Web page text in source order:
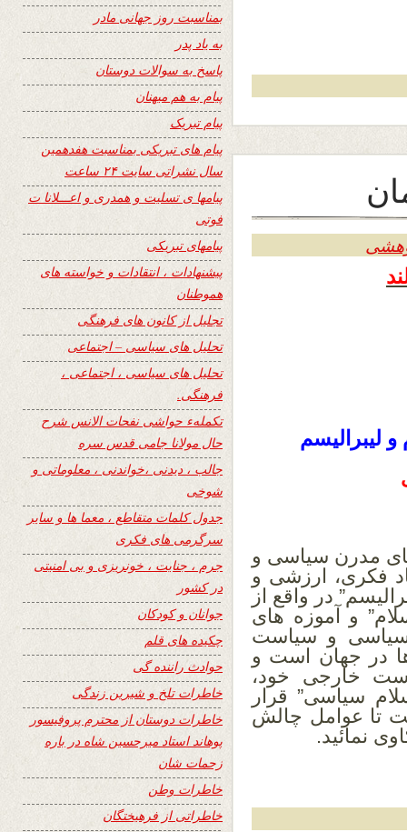
لیبرالیسم
مدرن سیاسی و
فکری، ارزشی و
در واقع از
و آموزه های
سیاسی و سیاست
در جهان است و
خارجی خود،
سیاسی” قرار
تا عوامل چالش
نمائید.
بمناسبت روز جهانی مادر
به یاد پدر
پاسخ به سوالات دوستان
پیام به هم میهنان
پیام تبریک
پیام های تبریکی بمناسبت هفدهمین
سال نشراتی سایت ۲۴ ساعت
پیامها ی تسلیت و همدری و اعـــلانا ت
فوتی
پیامهای تبریکی
پیشنهادات ، انتقادات و خواسته های
هموطنان
تجلیل از کانون های فرهنگی
تحلیل های سیاسی – اجتماعی
تحلیل های سیاسی ، اجتماعی ،
فرهنگی.
تکملهء حواشی نفحات الانس شرح
حال مولانا جامی قدس سره
جالب ، دیدنی ،خواندنی ، معلوماتی و
شوخی
جدول کلمات متقاطع ، معما ها و سایر
سرگرمی های فکری
جرم ، جنایت ، خونریزی و بی امنیتی
در کشور
جوانان و کودکان
چکیده های قلم
حوادث راننده گی
خاطرات تلخ و شیرین زندگی
خاطرات دوستان از محترم پروفیسور
پوهاند استاد میرحسین شاه در باره
زحمات شان
خاطرات وطن
خاطراتی از فرهیختگان